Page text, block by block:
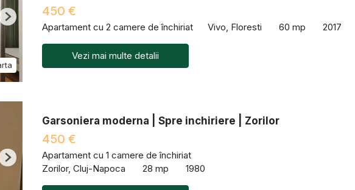
Next
450 €
Apartament cu 2 camere de închiriat Vivo, Floresti 60 mp 2017
Vezi mai multe detalii
Next
Garsoniera moderna | Spre inchiriere | Zorilor
450 €
Apartament cu 1 camere de închiriat
Zorilor, Cluj-Napoca
28 mp 1980